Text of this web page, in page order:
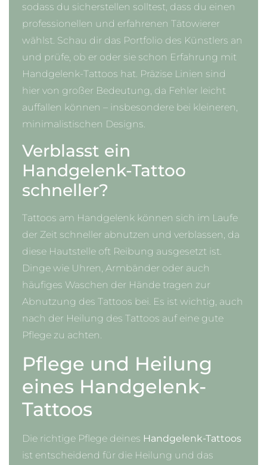
sodass du sicherstellen solltest, dass du einen
professionellen und erfahrenen Tätowierer
wählst. Schau dir das Portfolio des Künstlers an
und prüfe, ob er oder sie schon Erfahrung mit
Handgelenk-Tattoos hat. Präzise Linien sind
hier von großer Bedeutung, da Fehler leicht
auffallen können – insbesondere bei kleineren,
minimalistischen Designs.
Verblasst ein
Handgelenk-Tattoo
schneller?
Tattoos am Handgelenk können sich im Laufe
der Zeit schneller abnutzen und verblassen, da
diese Hautstelle oft Reibung ausgesetzt ist.
Dinge wie Uhren, Armbänder oder auch
häufiges Waschen der Hände tragen zur
Abnutzung des Tattoos bei. Es ist wichtig, auch
nach der Heilung des Tattoos auf eine gute
Pflege zu achten.
Pflege und Heilung
eines Handgelenk-
Tattoos
Die richtige Pflege deines Handgelenk-Tattoos
ist entscheidend für die Heilung und das